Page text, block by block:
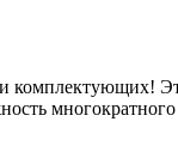
комплектующих!